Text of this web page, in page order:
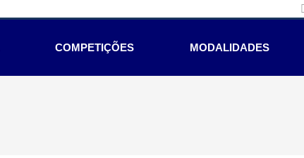
COMPETIÇÕES MODALIDADES